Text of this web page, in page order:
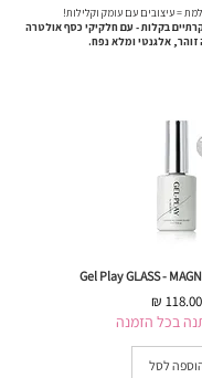
= עיצובים עם עומק וקלילות!
בקלות - עםחלקיקי כסףאולטרה
זוהר, אלגנטיומלא נפח.
Gel Play GLASS -
מחיר
בכל הזמנה
לסל